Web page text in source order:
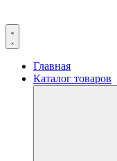
Главная
Каталог товаров